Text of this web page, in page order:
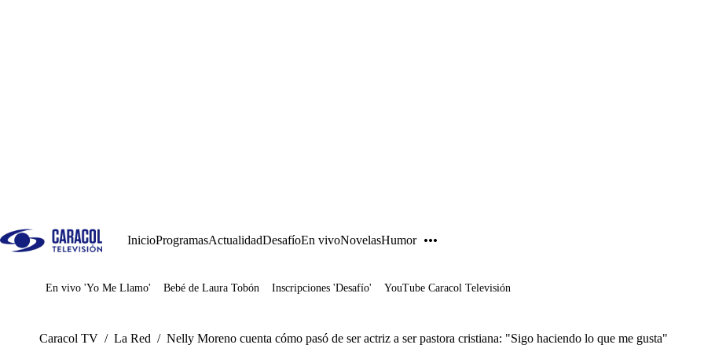
InicioProgramasActualidadDesafíoEn vivoNovelasHumor
Juegos
En vivo 'Yo Me Llamo' Bebé de Laura Tobón Inscripciones 'Desafío' YouTube Caracol Televisión
Caracol TV / La Red / Nelly Moreno cuenta cómo pasó de ser actriz a ser pastora cristiana: "Sigo haciendo lo que me gusta"